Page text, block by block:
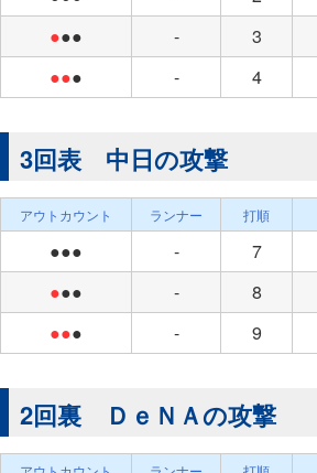
●●● - 3
●●● - 4
3回表 中日の攻撃
アウトカウント ランナー 打順
●●● - 7
●●● - 8
●●● - 9
2回裏 ＤｅＮＡの攻撃